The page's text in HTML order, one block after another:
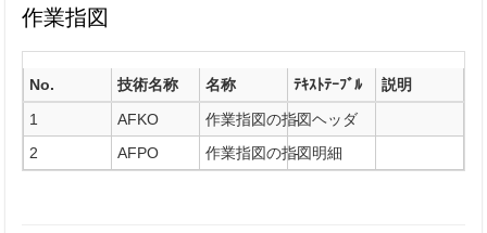
作業指図
No. 技術名称 名称 ﾃｷｽﾄﾃｰﾌﾞﾙ
説明
1
AFKO 作業指図の指図ヘッダ
-
2
AFPO 作業指図の指図明細
-